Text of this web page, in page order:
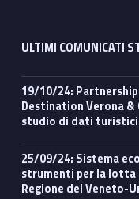
ULTIMI COMUNICATI
19/10/24: Partnership con DMO Dolomiti Bellunesi e
Destination Verona &
studio di dati turistici
25/09/24: Sistema economico e legalità, regole e
strumenti per la lotta
Regione del Veneto-